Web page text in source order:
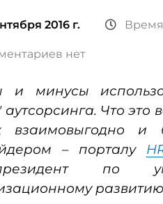
2016 г.
нет
и минусы
аутсорсинга. Что
взаимовыгодно и
– порталу
президент по